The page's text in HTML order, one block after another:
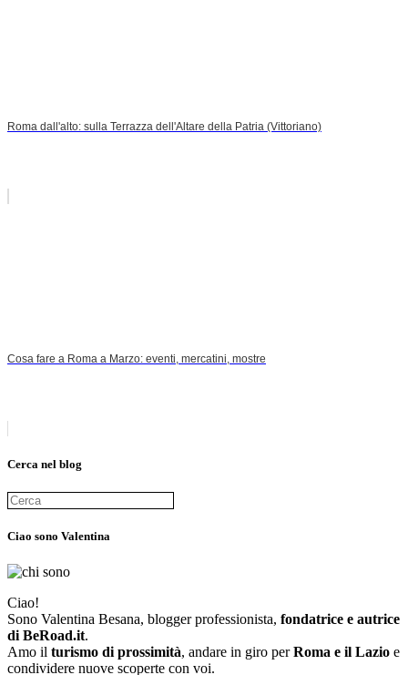
Roma dall'alto: sulla Terrazza dell'Altare della Patria (Vittoriano)
Cosa fare a Roma a Marzo: eventi, mercatini, mostre
Cerca nel blog
Ciao sono Valentina
Ciao!
Sono Valentina Besana, blogger professionista, fondatrice e autrice
di BeRoad.it.
Amo il turismo di prossimità, andare in giro per Roma e il Lazio e
condividere nuove scoperte con voi.